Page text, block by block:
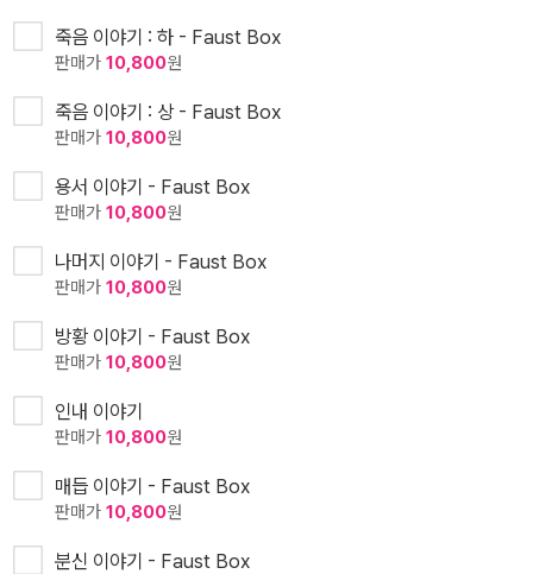
죽음 이야기 : 하 - Faust Box
판매가 10,800원
죽음 이야기 : 상 - Faust Box
판매가 10,800원
용서 이야기 - Faust Box
판매가 10,800원
나머지 이야기 - Faust Box
판매가 10,800원
방황 이야기 - Faust Box
판매가 10,800원
인내 이야기
판매가 10,800원
매듭 이야기 - Faust Box
판매가 10,800원
분신 이야기 - Faust Box